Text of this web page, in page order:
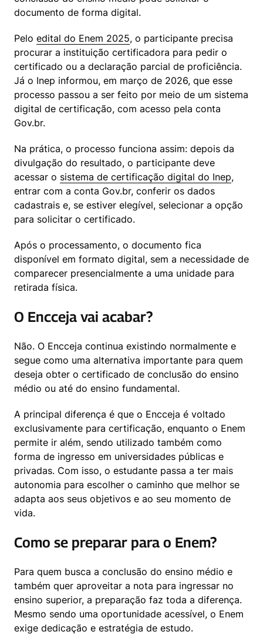
documento de forma digital.
Pelo edital do Enem 2025, o participante precisa
procurar a instituição certificadora para pedir o
certificado ou a declaração parcial de proficiência.
Já o Inep informou, em março de 2026, que esse
processo passou a ser feito por meio de um sistema
digital de certificação, com acesso pela conta
Gov.br.
Na prática, o processo funciona assim: depois da
divulgação do resultado, o participante deve
acessar o sistema de certificação digital do Inep,
entrar com a conta Gov.br, conferir os dados
cadastrais e, se estiver elegível, selecionar a opção
para solicitar o certificado.
Após o processamento, o documento fica
disponível em formato digital, sem a necessidade de
comparecer presencialmente a uma unidade para
retirada física.
O Encceja vai acabar?
Não. O Encceja continua existindo normalmente e
segue como uma alternativa importante para quem
deseja obter o certificado de conclusão do ensino
médio ou até do ensino fundamental.
A principal diferença é que o Encceja é voltado
exclusivamente para certificação, enquanto o Enem
permite ir além, sendo utilizado também como
forma de ingresso em universidades públicas e
privadas. Com isso, o estudante passa a ter mais
autonomia para escolher o caminho que melhor se
adapta aos seus objetivos e ao seu momento de
vida.
Como se preparar para o Enem?
Para quem busca a conclusão do ensino médio e
também quer aproveitar a nota para ingressar no
ensino superior, a preparação faz toda a diferença.
Mesmo sendo uma oportunidade acessível, o Enem
exige dedicação e estratégia de estudo.